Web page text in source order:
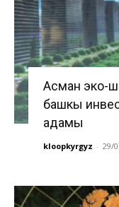
Асман эко-
башкы
адамы
kloopkyrgyz - 29/